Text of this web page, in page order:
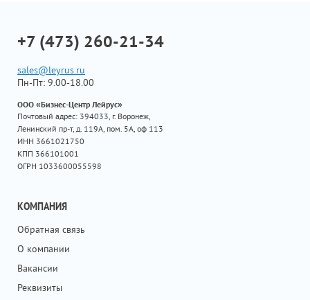
+7 (473) 260-21-34
sales@leyrus.ru
Пн-Пт: 9.00-18.00
ООО «Бизнес-Центр Лейрус»
Почтовый адрес: 394033, г. Воронеж,
Ленинский пр-т, д. 119А, пом. 5А, оф 113
ИНН 3661021750
КПП 366101001
ОГРН 1033600055598
КОМПАНИЯ
Обратная связь
О компании
Вакансии
Реквизиты